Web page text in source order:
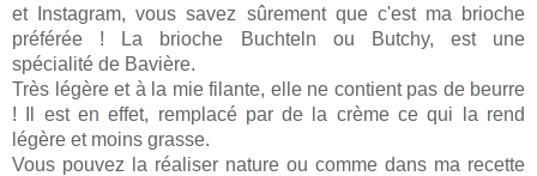
et Instagram, vous savez sûrement que c'est ma brioche
préférée ! La brioche Buchteln ou Butchy, est une
spécialité de Bavière.
Très légère et à la mie filante, elle ne contient pas de beurre
! Il est en effet, remplacé par de la crème ce qui la rend
légère et moins grasse.
Vous pouvez la réaliser nature ou comme dans ma recette